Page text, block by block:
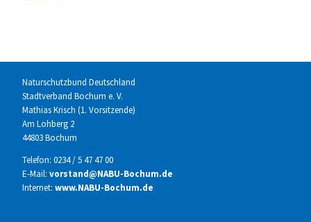
Naturschutzbund Deutschland
Stadtverband Bochum e. V.
Mathias Krisch (1. Vorsitzende)
Am Lohberg 2
44803 Bochum
Telefon: 0234 / 5 47 47 00
E-Mail: vorstand@NABU-Bochum.de
Internet: www.NABU-Bochum.de